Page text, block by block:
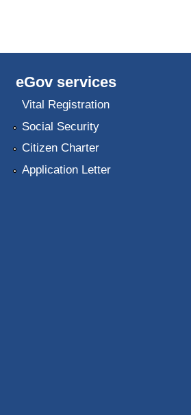
eGov services
Vital Registration
Social Security
Citizen Charter
Application Letter